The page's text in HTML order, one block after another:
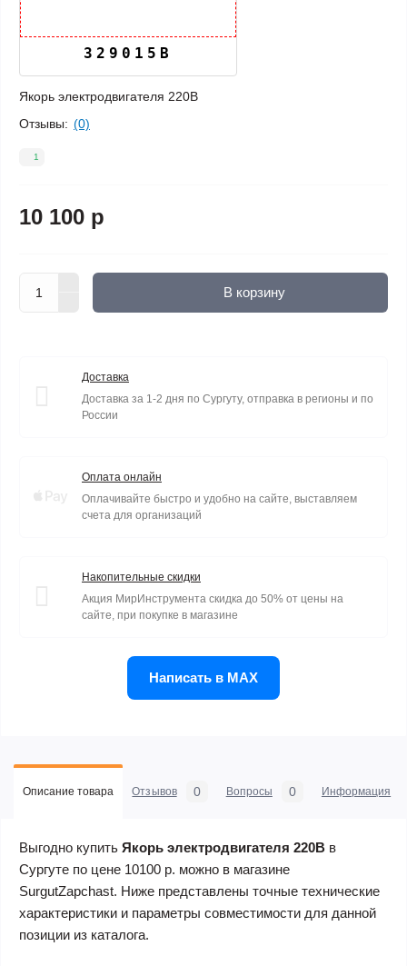
329015B
Якорь электродвигателя 220В
Отзывы: (0)
1
10 100 р
В корзину
Доставка
Доставка за 1-2 дня по Сургуту, отправка в регионы и по
России
Оплата онлайн
Оплачивайте быстро и удобно на сайте, выставляем
счета для организаций
Накопительные скидки
Акция МирИнструмента скидка до 50% от цены на
сайте, при покупке в магазине
Написать в MAX
Описание товара Отзывов 0 Вопросы 0 Информация
Выгодно купить Якорь электродвигателя 220В в
Сургуте по цене 10100 р. можно в магазине
SurgutZapchast. Ниже представлены точные технические
характеристики и параметры совместимости для данной
позиции из каталога.